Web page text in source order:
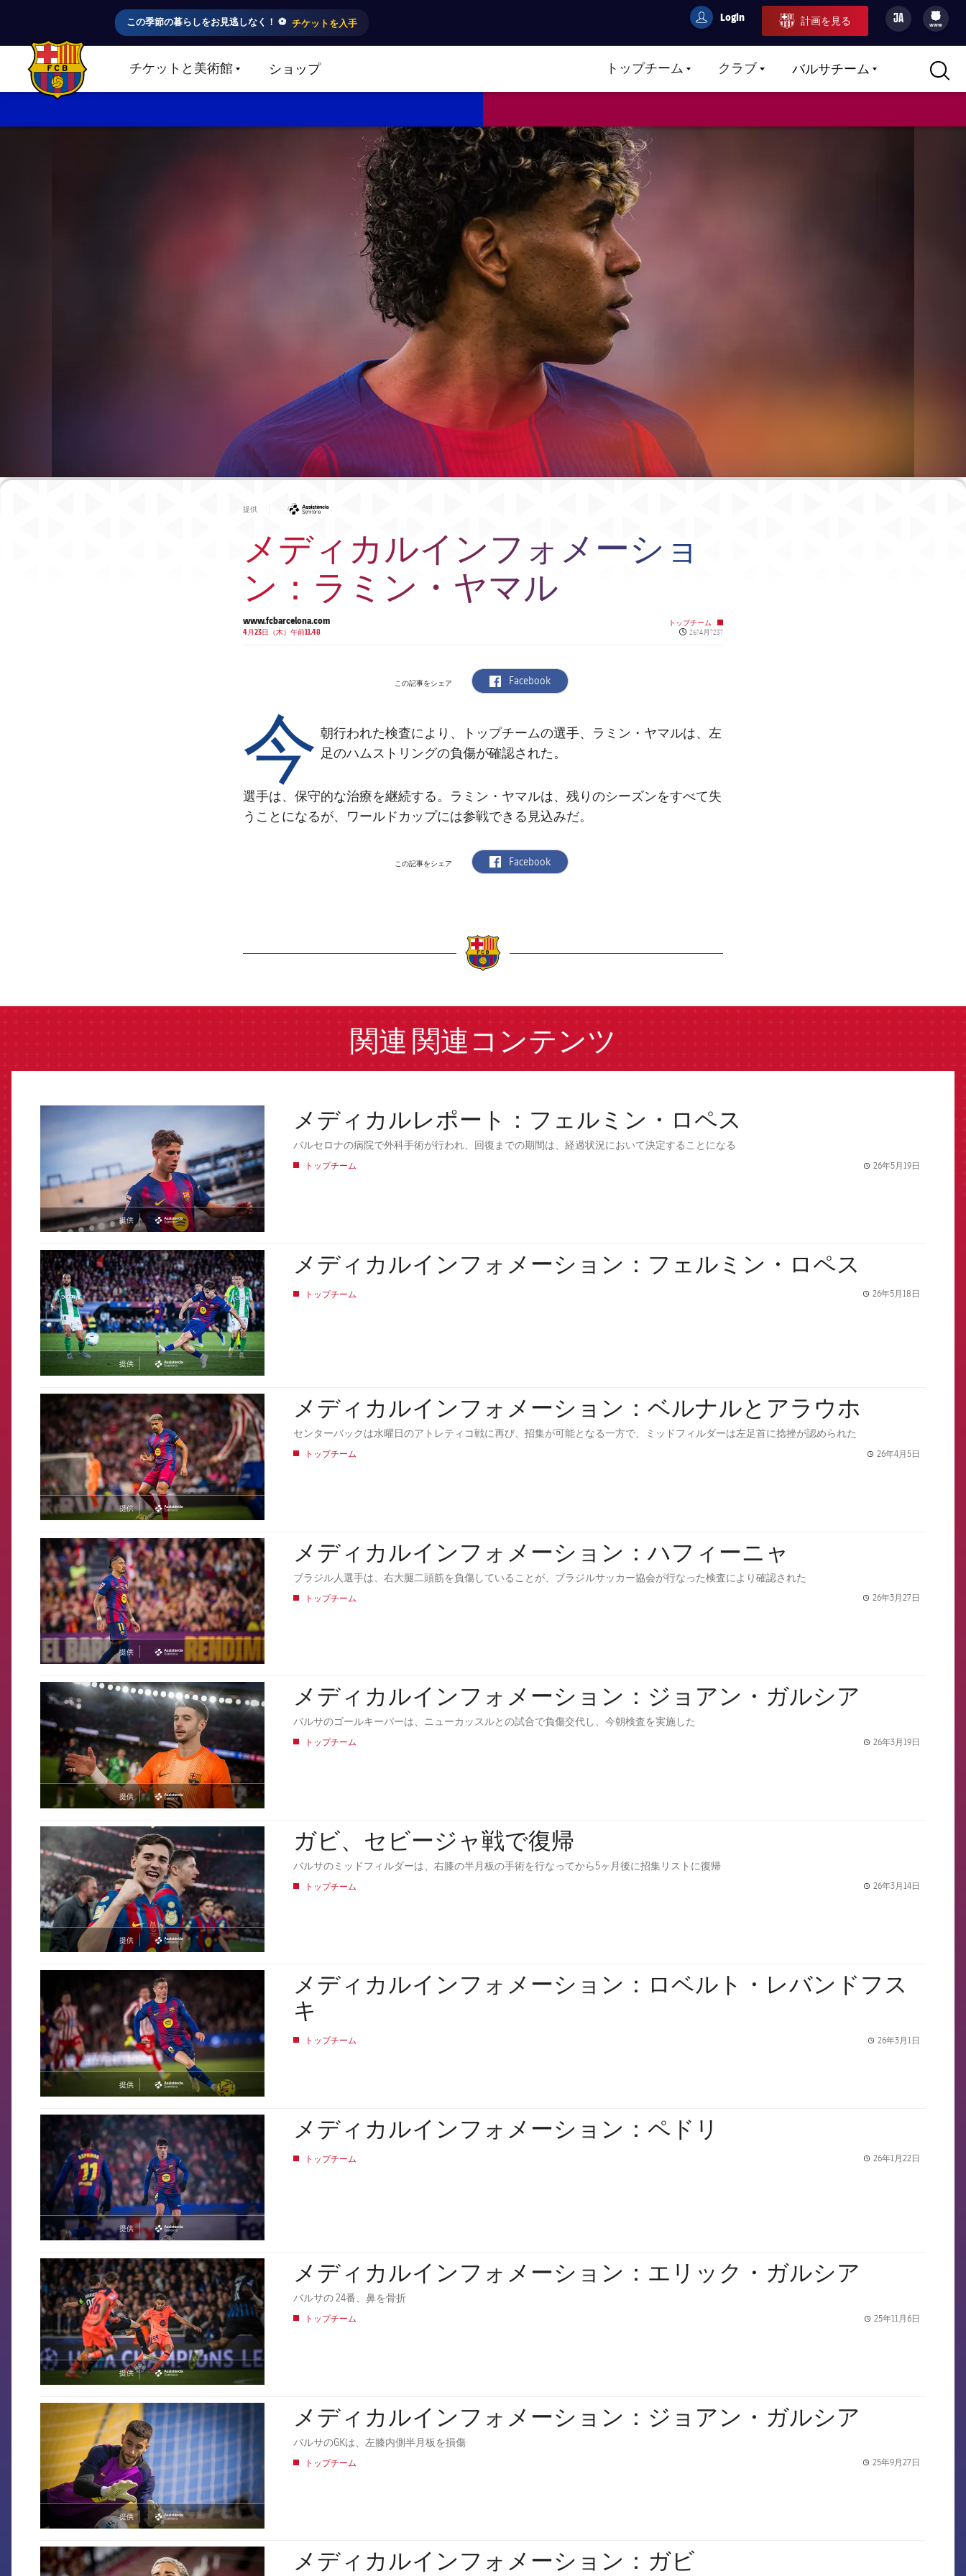
この季節の暮らしをお見逃しなく！ ⚽️ チケットを入手 userCulers
Login 計画を見る JA
filled-badge
www
FC Barcelona club badge チケットと美術館LABEL.SHARE.CARETDOWNショップ トップチームLABEL.ARIA.CARETDOWN
クラブLABEL.ARIA.CARETDOWN
バルサチームLABEL.ARIA.CARETDOWN
提供
メディカルインフォメーショ
ン：ラミン・ヤマル
www.fcbarcelona.com
4月23日（木）午前11.48
トップチーム
Published news
26?4月?23?
この記事をシェア label.aria.facebook
Facebook
今 朝行われた検査により、トップチームの選手、ラミン・ヤマルは、左
足のハムストリングの負傷が確認された。
選手は、保守的な治療を継続する。ラミン・ヤマルは、残りのシーズンをすべて失
うことになるが、ワールドカップには参戦できる見込みだ。
この記事をシェア label.aria.facebook
Facebook
関連 関連コンテンツ
提供
asistencia
メディカルレポート：フェルミン・ロペス
バルセロナの病院で外科手術が行われ、回復までの期間は、経過状況において決定することになる
トップチーム 26年5月19日
FCB Barcelona badge
提供
asistencia
メディカルインフォメーション：フェルミン・ロペス
トップチーム 26年5月18日
FCB Barcelona badge
提供
asistencia
メディカルインフォメーション：ベルナルとアラウホ
センターバックは水曜日のアトレティコ戦に再び、招集が可能となる一方で、ミッドフィルダーは左足首に捻挫が認められた
トップチーム 26年4月5日
FCB Barcelona badge
提供
asistencia
メディカルインフォメーション：ハフィーニャ
ブラジル人選手は、右大腿二頭筋を負傷していることが、ブラジルサッカー協会が行なった検査により確認された
トップチーム 26年3月27日
FCB Barcelona badge
提供
asistencia
メディカルインフォメーション：ジョアン・ガルシア
バルサのゴールキーパーは、ニューカッスルとの試合で負傷交代し、今朝検査を実施した
トップチーム 26年3月19日
FCB Barcelona badge
提供
asistencia
ガビ、セビージャ戦で復帰
バルサのミッドフィルダーは、右膝の半月板の手術を行なってから5ヶ月後に招集リストに復帰
トップチーム 26年3月14日
提供
asistencia
メディカルインフォメーション：ロベルト・レバンドフス
キ
トップチーム 26年3月1日
FCB Barcelona badge
提供
asistencia
メディカルインフォメーション：ペドリ
トップチーム 26年1月22日
FCB Barcelona badge
提供
asistencia
メディカルインフォメーション：エリック・ガルシア
バルサの 24番、鼻を骨折
トップチーム 25年11月6日
FCB Barcelona badge
提供
asistencia
メディカルインフォメーション：ジョアン・ガルシア
バルサのGKは、左膝内側半月板を損傷
トップチーム 25年9月27日
FCB Barcelona badge メディカルインフォメーション：ガビ